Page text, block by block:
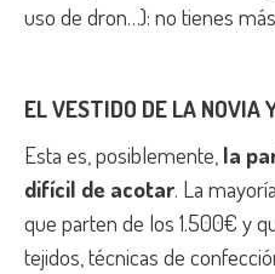
uso de dron…): no tienes
EL VESTIDO DE LA NOVIA
Esta es, posiblemente, la
difícil de acotar. La
que parten de los 1.500€ y
tejidos, técnicas de